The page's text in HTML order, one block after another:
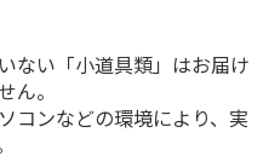
ない「小道具類」はお届け
ん。
コンなどの環境により、実